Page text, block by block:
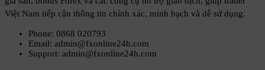
Việt Nam tiếp cận thông tin chính xác, minh bạch và dễ sử dụng.
Phone: 0868 020793
Email: admin@fxonline24h.com
Support: admin@fxonline24h.com